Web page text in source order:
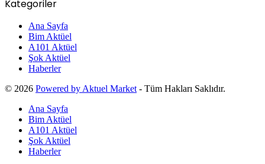
Kategoriler
Ana Sayfa
Bim Aktüel
A101 Aktüel
Şok Aktüel
Haberler
© 2026 Powered by Aktuel Market- Tüm Hakları Saklıdır.
Ana Sayfa
Bim Aktüel
A101 Aktüel
Şok Aktüel
Haberler